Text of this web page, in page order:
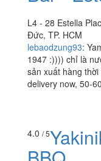
3.8 / 5
Bar -
L4 - 28 Estella
Đức, TP. HCM
delivery now, 50-